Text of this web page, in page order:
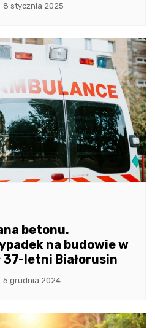
8 stycznia 2025
betonu.
na budowie w
37-letni Białorusin
5 grudnia 2024